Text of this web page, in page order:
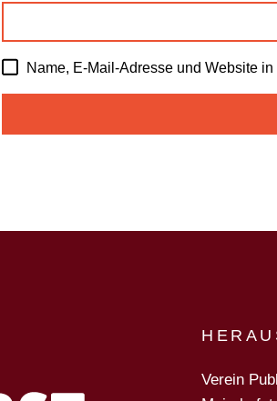
Name, E-Mail-Adresse und Website
Verein